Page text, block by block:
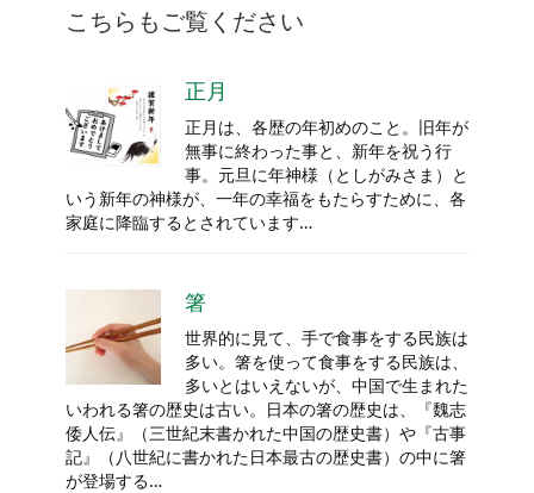
こちらもご覧ください
正月
正月は、各歴の年初めのこと。旧年が
無事に終わった事と、新年を祝う行
事。元旦に年神様（としがみさま）と
いう新年の神様が、一年の幸福をもたらすために、各
家庭に降臨するとされています…
箸
世界的に見て、手で食事をする民族は
多い。箸を使って食事をする民族は、
多いとはいえないが、中国で生まれた
いわれる箸の歴史は古い。日本の箸の歴史は、『魏志
倭人伝』（三世紀末書かれた中国の歴史書）や『古事
記』（八世紀に書かれた日本最古の歴史書）の中に箸
が登場する…